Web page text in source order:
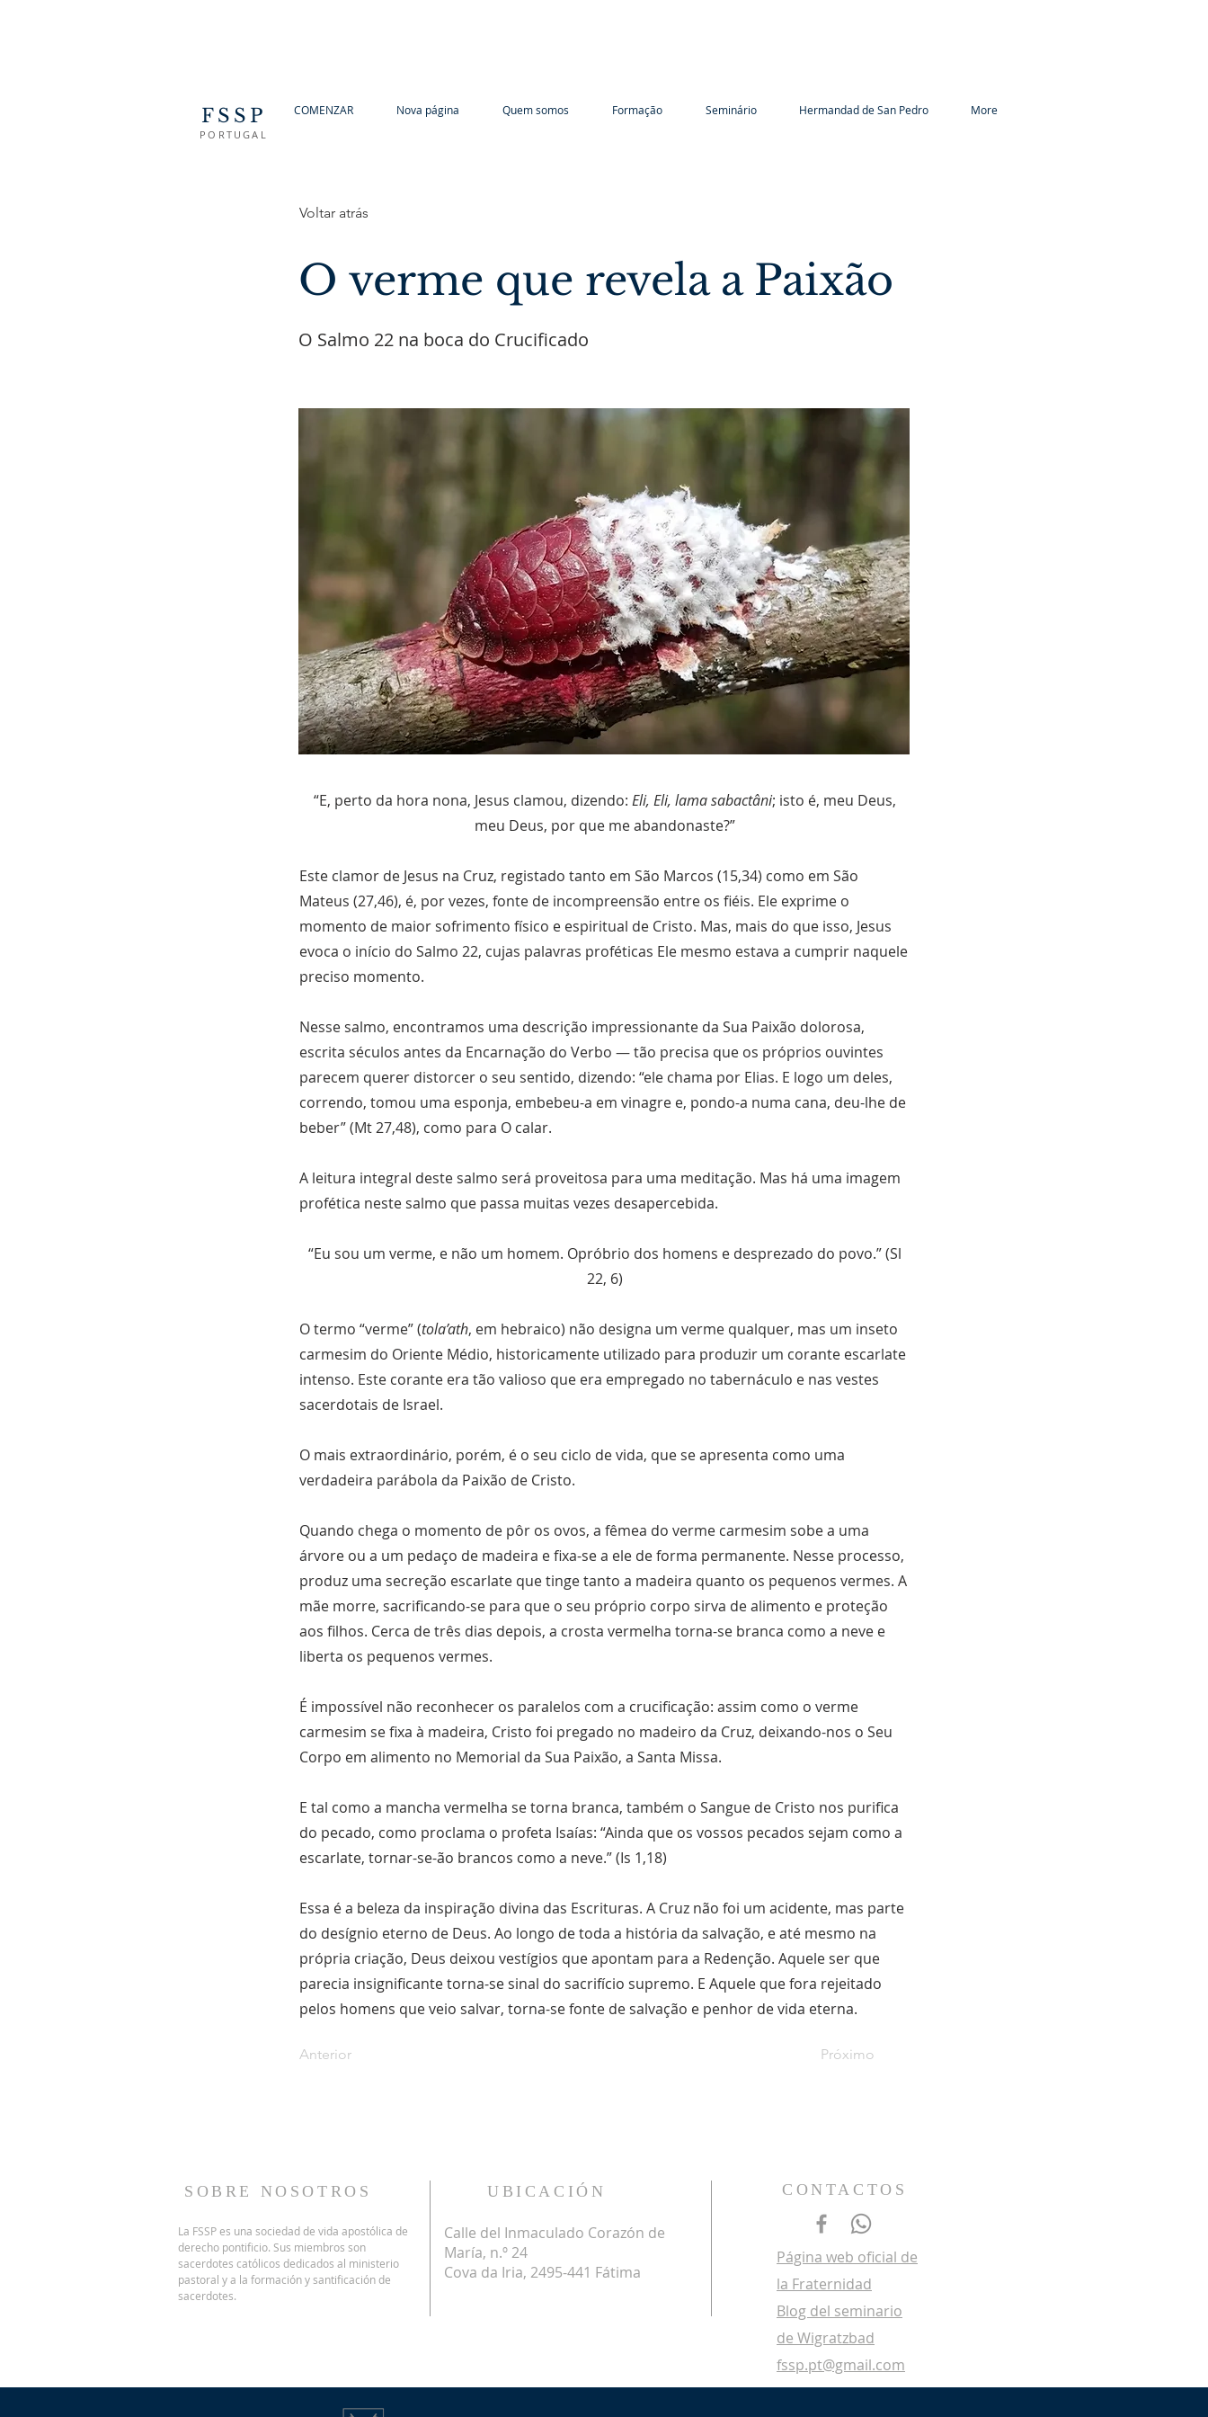
FSSP
PORTUGAL
COMENZAR Nova página Quem somos Formação Seminário Hermandad de San Pedro More
Voltar atrás
O verme que revela a Paixão
O Salmo 22 na boca do Crucificado
“E, perto da hora nona, Jesus clamou, dizendo: Eli, Eli, lama sabactâni; isto é, meu Deus,
meu Deus, por que me abandonaste?”
Este clamor de Jesus na Cruz, registado tanto em São Marcos (15,34) como em São
Mateus (27,46), é, por vezes, fonte de incompreensão entre os fiéis. Ele exprime o
momento de maior sofrimento físico e espiritual de Cristo. Mas, mais do que isso, Jesus
evoca o início do Salmo 22, cujas palavras proféticas Ele mesmo estava a cumprir naquele
preciso momento.
Nesse salmo, encontramos uma descrição impressionante da Sua Paixão dolorosa,
escrita séculos antes da Encarnação do Verbo — tão precisa que os próprios ouvintes
parecem querer distorcer o seu sentido, dizendo: “ele chama por Elias. E logo um deles,
correndo, tomou uma esponja, embebeu-a em vinagre e, pondo-a numa cana, deu-lhe de
beber” (Mt 27,48), como para O calar.
A leitura integral deste salmo será proveitosa para uma meditação. Mas há uma imagem
profética neste salmo que passa muitas vezes desapercebida.
“Eu sou um verme, e não um homem. Opróbrio dos homens e desprezado do povo.” (Sl
22, 6)
O termo “verme” (tola’ath, em hebraico) não designa um verme qualquer, mas um inseto
carmesim do Oriente Médio, historicamente utilizado para produzir um corante escarlate
intenso. Este corante era tão valioso que era empregado no tabernáculo e nas vestes
sacerdotais de Israel.
O mais extraordinário, porém, é o seu ciclo de vida, que se apresenta como uma
verdadeira parábola da Paixão de Cristo.
Quando chega o momento de pôr os ovos, a fêmea do verme carmesim sobe a uma
árvore ou a um pedaço de madeira e fixa-se a ele de forma permanente. Nesse processo,
produz uma secreção escarlate que tinge tanto a madeira quanto os pequenos vermes. A
mãe morre, sacrificando-se para que o seu próprio corpo sirva de alimento e proteção
aos filhos. Cerca de três dias depois, a crosta vermelha torna-se branca como a neve e
liberta os pequenos vermes.
É impossível não reconhecer os paralelos com a crucificação: assim como o verme
carmesim se fixa à madeira, Cristo foi pregado no madeiro da Cruz, deixando-nos o Seu
Corpo em alimento no Memorial da Sua Paixão, a Santa Missa.
E tal como a mancha vermelha se torna branca, também o Sangue de Cristo nos purifica
do pecado, como proclama o profeta Isaías: “Ainda que os vossos pecados sejam como a
escarlate, tornar-se-ão brancos como a neve.” (Is 1,18)
Essa é a beleza da inspiração divina das Escrituras. A Cruz não foi um acidente, mas parte
do desígnio eterno de Deus. Ao longo de toda a história da salvação, e até mesmo na
própria criação, Deus deixou vestígios que apontam para a Redenção. Aquele ser que
parecia insignificante torna-se sinal do sacrifício supremo. E Aquele que fora rejeitado
pelos homens que veio salvar, torna-se fonte de salvação e penhor de vida eterna.
Anterior Próximo
SOBRE NOSOTROS
La FSSP es una sociedad de vida apostólica de
derecho pontificio. Sus miembros son
sacerdotes católicos dedicados al ministerio
pastoral y a la formación y santificación de
sacerdotes.
UBICACIÓN
Calle del Inmaculado Corazón de
María, n.º 24
Cova da Iria, 2495-441 Fátima
CONTACTOS
Página web oficial de
la Fraternidad
Blog del seminario
de Wigratzbad
fssp.pt@gmail.com